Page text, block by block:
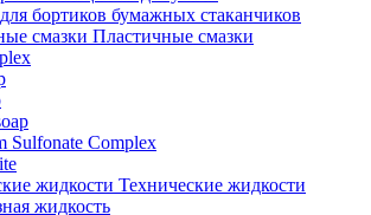
бортиков бумажных стаканчиков
Пластичные смазки
Sulfonate Complex
Технические жидкости
жидкость